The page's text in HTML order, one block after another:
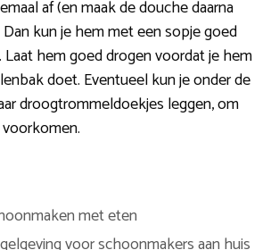
af (en maak de douche daarna
kun je hem met een sopje goed
hem goed drogen voordat je hem
doet. Eventueel kun je onder de
droogtrommeldoekjes leggen, om
met eten
voor schoonmakers aan huis